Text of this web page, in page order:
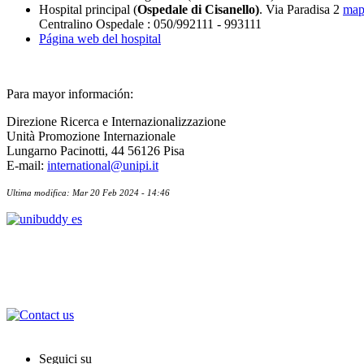
Hospital principal (Ospedale di Cisanello). Via Paradisa 2
Centralino Ospedale : 050/992111 - 993111
Página web del hospital
Para mayor información:
Direzione Ricerca e Internazionalizzazione
Unità Promozione Internazionale
Lungarno Pacinotti, 44 56126 Pisa
E-mail: international@unipi.it
Ultima modifica: Mar 20 Feb 2024 - 14:46
Seguici su